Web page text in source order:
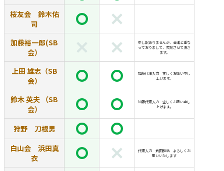
桜友会 鈴木佑
司
加藤裕一郎(SB
会）
申し訳ありませんが、会議と重な
っておりまして、欠席させて頂き
ます。
上田 雄志（SB
会）
加藤代理入力 宜しくお願い申し
上げます。
鈴木 英夫 （SB
会）
加藤代理入力 宜しくお願い申し
上げます。
狩野 刀根男
白山会 浜田真
衣
代理入力 武田和浩 よろしくお
願いいたします